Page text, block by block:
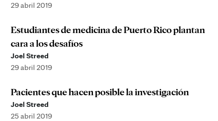
29 abril 2019
Estudiantes de medicina de Puerto Rico plantan
cara a los desafíos
Joel Streed
29 abril 2019
Pacientes que hacen posible la investigación
Joel Streed
25 abril 2019